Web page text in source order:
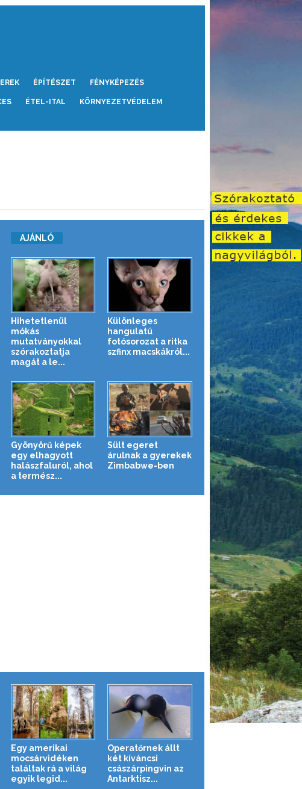
ÉPÍTÉSZET FÉNYKÉPEZÉS
ÉTEL-ITAL KÖRNYEZETVÉDELEM
AJÁNLÓ
Hihetetlenül
mókás
mutatványokkal
szórakoztatja
magát a le...
Különleges
hangulatú
fotósorozat a ritka
szfinx macskákról...
Gyönyörű képek
egy elhagyott
halászfaluról, ahol
a termész...
Sült egeret
árulnak a gyerekek
Zimbabwe-ben
Egy amerikai
mocsárvidéken
találtak rá a világ
egyik legid...
Operatőrnek állt
két kíváncsi
császárpingvin az
Antarktisz...